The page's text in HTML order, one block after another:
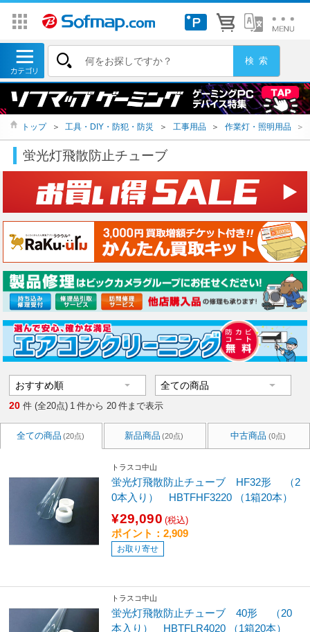
トップ ＞ 工具・DIY・防犯・防災 ＞ 工事用品 ＞ 作業灯・照明用品 ＞
蛍光灯飛散防止チューブ
20 件 (全20点) 1 件から 20 件まで表示
全ての商品 (20点) 新品商品 (20点) 中古商品 (0点)
トラスコ中山
蛍光灯飛散防止チューブ HF32形 （2
0本入り） HBTFHF3220 （1箱20本）
¥29,090 (税込)
ポイント：2,909
お取り寄せ
トラスコ中山
蛍光灯飛散防止チューブ 40形 （20
本入り） HBTFLR4020 （1箱20本）